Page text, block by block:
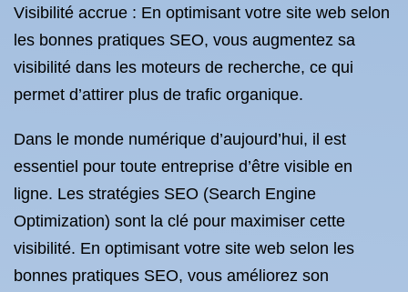
Visibilité accrue : En optimisant votre site web selon
les bonnes pratiques SEO, vous augmentez sa
visibilité dans les moteurs de recherche, ce qui
permet d’attirer plus de trafic organique.
Dans le monde numérique d’aujourd’hui, il est
essentiel pour toute entreprise d’être visible en
ligne. Les stratégies SEO (Search Engine
Optimization) sont la clé pour maximiser cette
visibilité. En optimisant votre site web selon les
bonnes pratiques SEO, vous améliorez son